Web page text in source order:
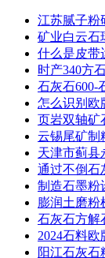
江苏腻子粉
矿业白云石
什么是皮带
时产340方
石灰石600-
怎么识别欧
页岩双轴矿
云锡尾矿制
天津市蓟县
通过不倒石
制造石墨粉
膨润土磨粉
石灰石方解
2024石料
阳江石灰石